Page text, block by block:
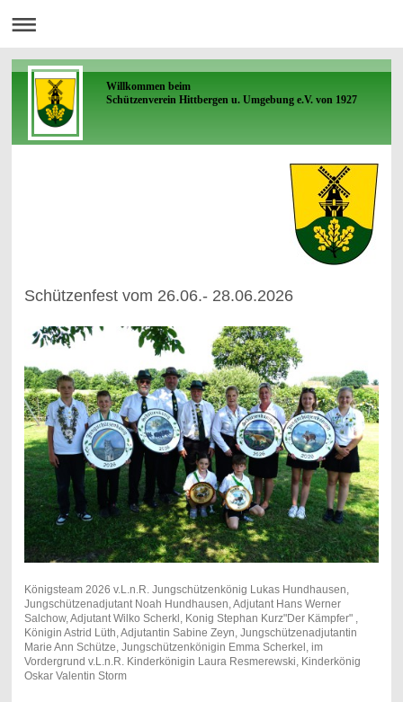
Willkommen beim
Schützenverein Hittbergen u. Umgebung e.V. von 1927
Schützenfest vom 26.06.- 28.06.2026
Königsteam 2026 v.L.n.R. Jungschützenkönig Lukas Hundhausen,
Jungschützenadjutant Noah Hundhausen, Adjutant Hans Werner
Salchow, Adjutant Wilko Scherkl, Konig Stephan Kurz"Der Kämpfer" ,
Königin Astrid Lüth, Adjutantin Sabine Zeyn, Jungschützenadjutantin
Marie Ann Schütze, Jungschützenkönigin Emma Scherkel, im
Vordergrund v.L.n.R. Kinderkönigin Laura Resmerewski, Kinderkönig
Oskar Valentin Storm